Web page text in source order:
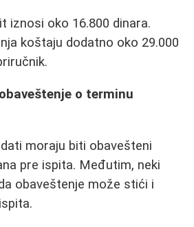
iznosi oko 16.800 dinara.
koštaju dodatno oko 29.000
o terminu
moraju biti obavešteni
pre ispita. Međutim, neki
obaveštenje može stići i